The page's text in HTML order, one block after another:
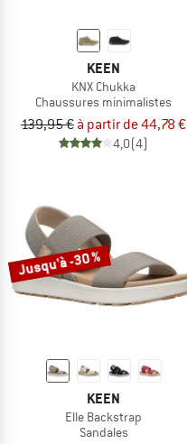
KEEN
KNX Chukka
Chaussures minimalistes
139,95 € à partir de 44,78 €
4,0(4)
Jusqu'à -30 %
KEEN
Elle Backstrap
Sandales